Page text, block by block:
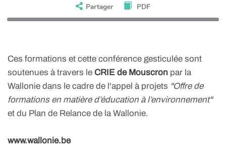
Partager
PDF